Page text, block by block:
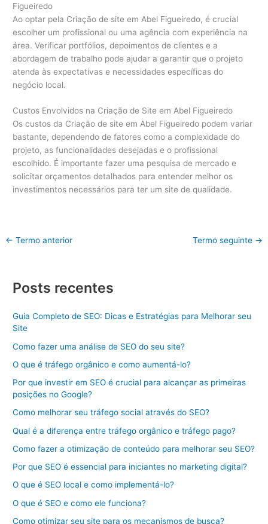
Figueiredo
Ao optar pela Criação de site em Abel Figueiredo, é crucial
escolher um profissional ou uma agência com experiência na
área. Verificar portfólios, depoimentos de clientes e a
abordagem de trabalho pode ajudar a garantir que o projeto
atenda às expectativas e necessidades específicas do
negócio local.
Custos Envolvidos na Criação de Site em Abel Figueiredo
Os custos da Criação de site em Abel Figueiredo podem variar
bastante, dependendo de fatores como a complexidade do
projeto, as funcionalidades desejadas e o profissional
escolhido. É importante fazer uma pesquisa de mercado e
solicitar orçamentos detalhados para entender melhor os
investimentos necessários para ter um site de qualidade.
← Termo anterior Termo seguinte →
Posts recentes
Guia Completo de SEO: Dicas e Estratégias para Melhorar seu
Site
Como fazer uma análise de SEO do seu site?
O que é tráfego orgânico e como aumentá-lo?
Por que investir em SEO é crucial para alcançar as primeiras
posições no Google?
Como melhorar seu tráfego social através do SEO?
Qual é a diferença entre tráfego orgânico e tráfego pago?
Como fazer a otimização de conteúdo para melhorar seu SEO?
Por que SEO é essencial para iniciantes no marketing digital?
O que é SEO local e como implementá-lo?
O que é SEO e como ele funciona?
Como otimizar seu site para os mecanismos de busca?